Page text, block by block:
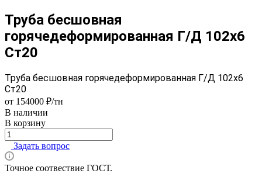
Труба бесшовная
горячедеформированная Г/Д 102х6
Ст20
Труба бесшовная горячедеформированная Г/Д 102х6
Ст20
от 154000 ₽/тн
В наличии
В корзину
Задать вопрос
Точное соотвествие ГОСТ.